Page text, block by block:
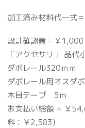
加工済み材料代一式
設計確認費＝￥1,000
「アクセサリ」 品
ダボレール320ｍ
ダボレール用オス
木目テープ 5
お支払い総額 = ￥
料：￥2,583)